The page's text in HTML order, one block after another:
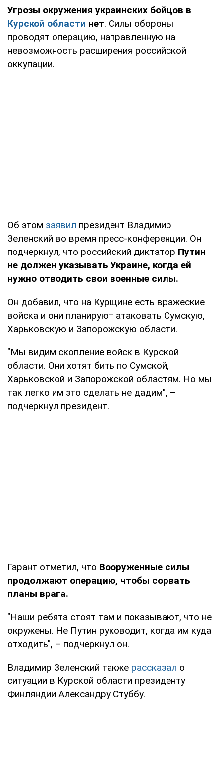
Угрозы окружения украинских бойцов в
Курской области нет. Силы обороны
проводят операцию, направленную на
невозможность расширения российской
оккупации.
Об этом заявил президент Владимир
Зеленский во время пресс-конференции. Он
подчеркнул, что российский диктатор Путин
не должен указывать Украине, когда ей
нужно отводить свои военные силы.
Он добавил, что на Курщине есть вражеские
войска и они планируют атаковать Сумскую,
Харьковскую и Запорожскую области.
"Мы видим скопление войск в Курской
области. Они хотят бить по Сумской,
Харьковской и Запорожской областям. Но мы
так легко им это сделать не дадим", –
подчеркнул президент.
Гарант отметил, что Вооруженные силы
продолжают операцию, чтобы сорвать
планы врага.
"Наши ребята стоят там и показывают, что не
окружены. Не Путин руководит, когда им куда
отходить", – подчеркнул он.
Владимир Зеленский также рассказал о
ситуации в Курской области президенту
Финляндии Александру Стуббу.